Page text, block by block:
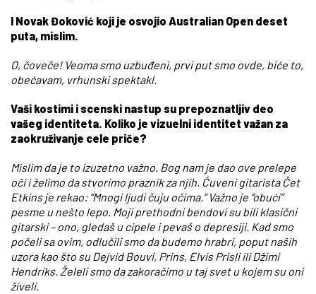
I Novak Đoković koji je osvojio Australian Open deset
puta, mislim.
O, čoveče! Veoma smo uzbuđeni, prvi put smo ovde, biće to,
obećavam, vrhunski spektakl.
Vaši kostimi i scenski nastup su prepoznatljiv deo
vašeg identiteta. Koliko je vizuelni identitet važan za
zaokruživanje cele priče?
Mislim da je to izuzetno važno. Bog nam je dao ove prelepe
oči i želimo da stvorimo praznik za njih. Čuveni gitarista Čet
Etkins je rekao: “Mnogi ljudi čuju očima.” Važno je “obući”
pesme u nešto lepo. Moji prethodni bendovi su bili klasični
gitarski – ono, gledaš u cipele i pevaš o depresiji. Kad smo
počeli sa ovim, odlučili smo da budemo hrabri, poput naših
uzora kao što su Dejvid Bouvi, Prins, Elvis Prisli ili Džimi
Hendriks. Želeli smo da zakoračimo u taj svet u kojem su oni
živeli.